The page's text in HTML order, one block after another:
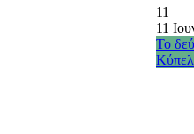
11
11
Το